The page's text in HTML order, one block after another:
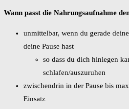
Wann passt die Nahrungsaufnahme
unmittelbar, wenn du gerade
deine Pause hast
so dass du dich hinlegen
schlafen/auszuruhen
zwischendrin in der Pause bis
Einsatz